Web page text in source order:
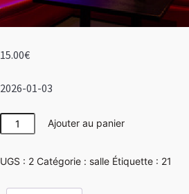
15.00€
2026-01-03
quantité
de
Vegas
Ajouter au panier
UGS : 2 Catégorie : salle Étiquette : 21